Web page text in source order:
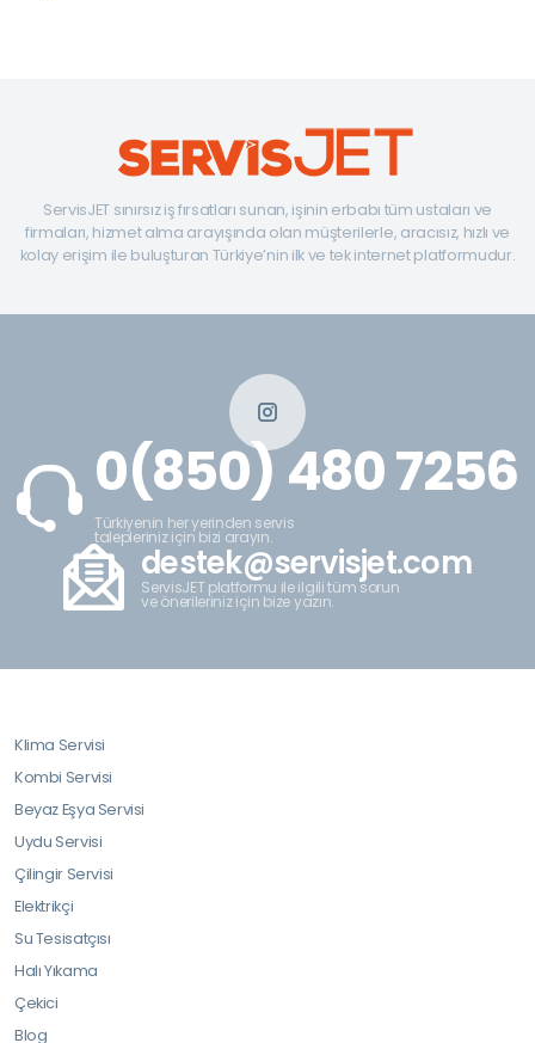
ServisJET sınırsız iş fırsatları sunan, işinin erbabı tüm ustaları ve
firmaları, hizmet alma arayışında olan müşterilerle, aracısız, hızlı ve
kolay erişim ile buluşturan Türkiye’nin ilk ve tek internet platformudur.
0(850) 480 7256
Türkiyenin her yerinden servis
talepleriniz için bizi arayın.
destek@servisjet.com
ServisJET platformu ile ilgili tüm sorun
ve önerileriniz için bize yazın.
Klima Servisi
Kombi Servisi
Beyaz Eşya Servisi
Uydu Servisi
Çilingir Servisi
Elektrikçi
Su Tesisatçısı
Halı Yıkama
Çekici
Blog